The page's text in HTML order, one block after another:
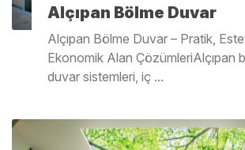
Alçıpan Bölme Duvar
Alçıpan Bölme Duvar – Pratik,
Ekonomik Alan ÇözümleriAlçıpan
duvar sistemleri, iç ...